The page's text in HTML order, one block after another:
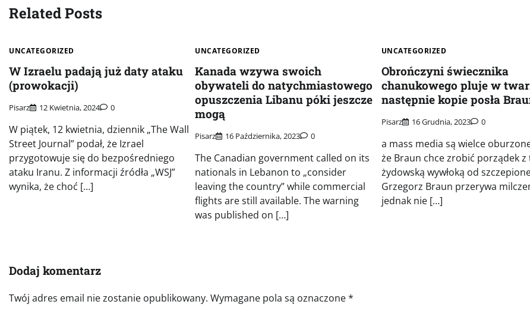
Related Posts
UNCATEGORIZED
W Izraelu padają już daty ataku
(prowokacji)
Pisarz 12 Kwietnia, 2024 0
W piątek, 12 kwietnia, dziennik „The Wall
Street Journal” podał, że Izrael
przygotowuje się do bezpośredniego
ataku Iranu. Z informacji źródła „WSJ”
wynika, że choć […]
UNCATEGORIZED
Kanada wzywa swoich
obywateli do natychmiastowego
opuszczenia Libanu póki jeszcze
mogą
Pisarz 16 Października, 2023 0
The Canadian government called on its
nationals in Lebanon to „consider
leaving the country” while commercial
flights are still available. The warning
was published on […]
UNCATEGORIZED
Obrończyni świecznika
chanukowego pluje w
następnie kopie posła
Pisarz 16 Grudnia, 2023 0
a mass media są wielce
że Braun chce zrobić porządek z
żydowską wywłoką od
Grzegorz Braun przerywa
jednak nie […]
Dodaj komentarz
Twój adres email nie zostanie opublikowany. Wymagane pola są oznaczone*